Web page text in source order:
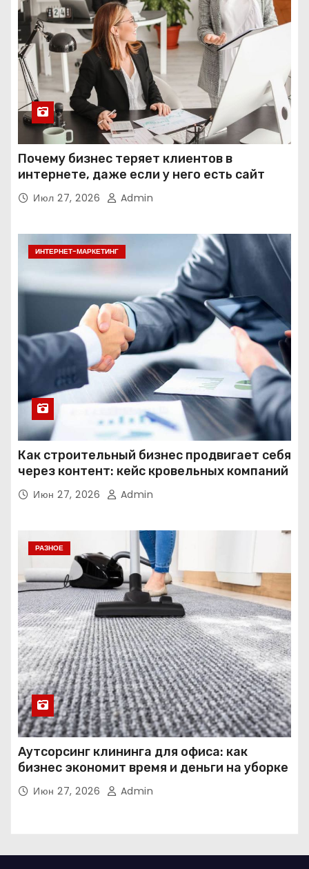
Почему бизнес теряет клиентов в
интернете, даже если у него есть сайт
Июл 27, 2026 Admin
ИНТЕРНЕТ-МАРКЕТИНГ
Как строительный бизнес продвигает себя
через контент: кейс кровельных компаний
Июн 27, 2026 Admin
РАЗНОЕ
Аутсорсинг клининга для офиса: как
бизнес экономит время и деньги на уборке
Июн 27, 2026 Admin